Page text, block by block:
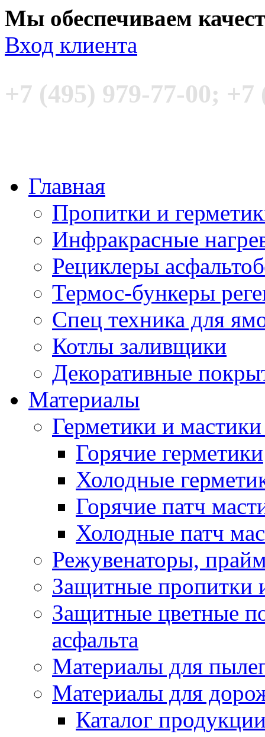
Мы обеспечиваем
Вход клиента
+7 (495) 979-77-00; +7
Главная
Пропитки и
Инфракрасные
Рециклеры
Термос-бункеры
Спец техника для
Котлы заливщики
Декоративные
Материалы
Герметики и
Горячие герметики
Холодные
Горячие патч
Холодные патч
Режувенаторы,
Защитные пропитки
Защитные цветные
асфальта
Материалы для
Материалы для
Каталог